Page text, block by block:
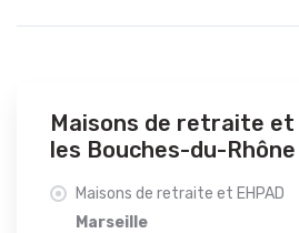
Maisons de retraite et
les Bouches-du-Rhône
Maisons de retraite et EHPAD
Marseille